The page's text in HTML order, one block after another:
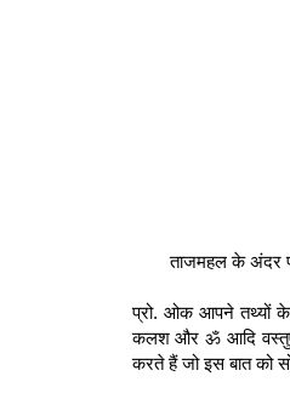
ताजमहल के अंदर
प्रो. ओक आपने तथ्यों के
कलश और ॐ आदि वस्तुएँ
करते हैं जो इस बात को